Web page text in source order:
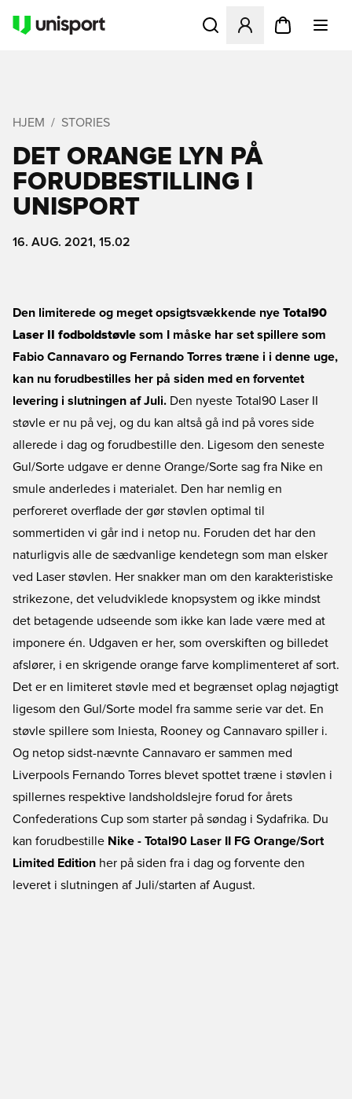
Åbner en Modal til at
HJEM STORIES
DET ORANGE LYN PÅ
FORUDBESTILLING I
UNISPORT
16. AUG. 2021, 15.02
Den limiterede og meget opsigtsvækkende nye Total90
Laser II fodboldstøvle som I måske har set spillere som
Fabio Cannavaro og Fernando Torres træne i i denne uge,
kan nu forudbestilles her på siden med en forventet
levering i slutningen af Juli. Den nyeste Total90 Laser II
støvle er nu på vej, og du kan altså gå ind på vores side
allerede i dag og forudbestille den. Ligesom den seneste
Gul/Sorte udgave er denne Orange/Sorte sag fra Nike en
smule anderledes i materialet. Den har nemlig en
perforeret overflade der gør støvlen optimal til
sommertiden vi går ind i netop nu. Foruden det har den
naturligvis alle de sædvanlige kendetegn som man elsker
ved Laser støvlen. Her snakker man om den karakteristiske
strikezone, det veludviklede knopsystem og ikke mindst
det betagende udseende som ikke kan lade være med at
imponere én. Udgaven er her, som overskiften og billedet
afslører, i en skrigende orange farve komplimenteret af sort.
Det er en limiteret støvle med et begrænset oplag nøjagtigt
ligesom den Gul/Sorte model fra samme serie var det. En
støvle spillere som Iniesta, Rooney og Cannavaro spiller i.
Og netop sidst-nævnte Cannavaro er sammen med
Liverpools Fernando Torres blevet spottet træne i støvlen i
spillernes respektive landsholdslejre forud for årets
Confederations Cup som starter på søndag i Sydafrika. Du
kan forudbestille Nike - Total90 Laser II FG Orange/Sort
Limited Edition her på siden fra i dag og forvente den
leveret i slutningen af Juli/starten af August.